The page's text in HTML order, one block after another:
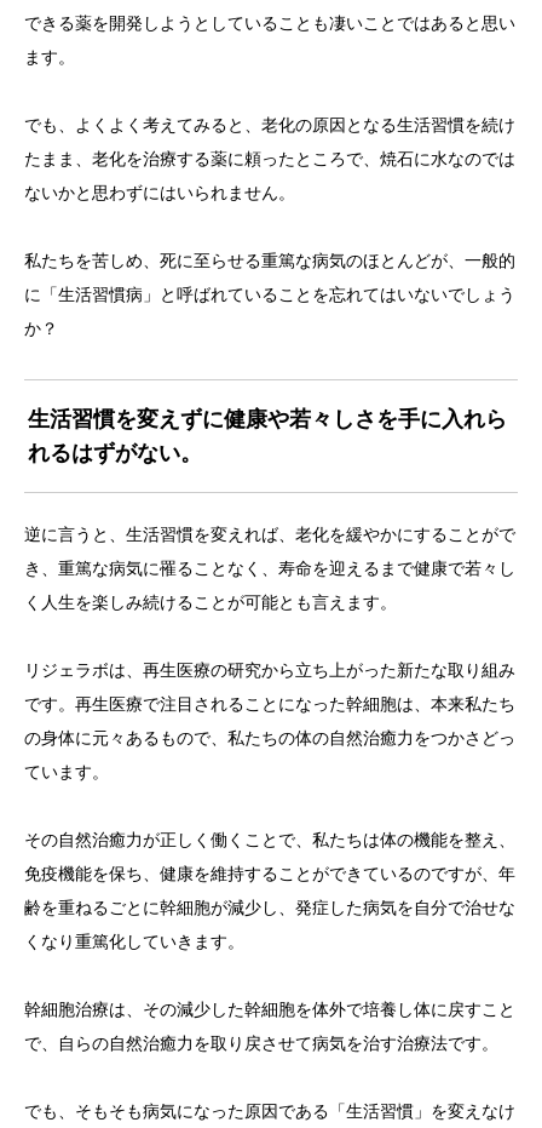
できる薬を開発しようとしていることも凄いことではあると思い
ます。
でも、よくよく考えてみると、老化の原因となる生活習慣を続け
たまま、老化を治療する薬に頼ったところで、焼石に水なのでは
ないかと思わずにはいられません。
私たちを苦しめ、死に至らせる重篤な病気のほとんどが、一般的
に「生活習慣病」と呼ばれていることを忘れてはいないでしょう
か？
生活習慣を変えずに健康や若々しさを手に入れら
れるはずがない。
逆に言うと、生活習慣を変えれば、老化を緩やかにすることがで
き、重篤な病気に罹ることなく、寿命を迎えるまで健康で若々し
く人生を楽しみ続けることが可能とも言えます。
リジェラボは、再生医療の研究から立ち上がった新たな取り組み
です。再生医療で注目されることになった幹細胞は、本来私たち
の身体に元々あるもので、私たちの体の自然治癒力をつかさどっ
ています。
その自然治癒力が正しく働くことで、私たちは体の機能を整え、
免疫機能を保ち、健康を維持することができているのですが、年
齢を重ねるごとに幹細胞が減少し、発症した病気を自分で治せな
くなり重篤化していきます。
幹細胞治療は、その減少した幹細胞を体外で培養し体に戻すこと
で、自らの自然治癒力を取り戻させて病気を治す治療法です。
でも、そもそも病気になった原因である「生活習慣」を変えなけ